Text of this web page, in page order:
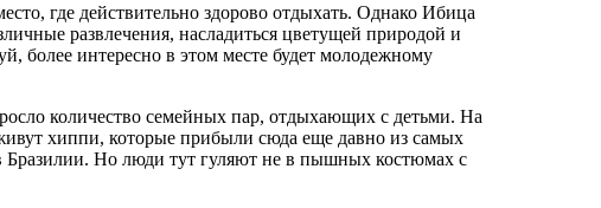
где действительно здорово отдыхать. Однако Ибица
развлечения, насладиться цветущей природой и
более интересно в этом месте будет молодежному
количество семейных пар, отдыхающих с детьми. На
хиппи, которые прибыли сюда еще давно из самых
Бразилии. Но люди тут гуляют не в пышных костюмах с